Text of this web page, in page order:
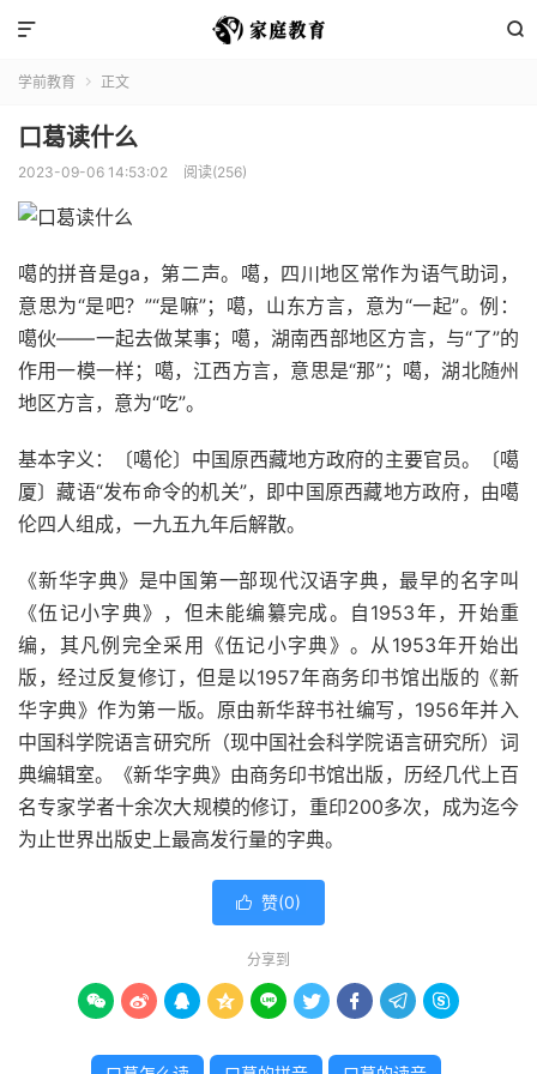


学前教育  正文
口葛读什么
2023-09-06 14:53:02 阅读(256)
噶的拼音是ga，第二声。噶，四川地区常作为语气助词，
意思为“是吧？”“是嘛”；噶，山东方言，意为“一起”。例：
噶伙——一起去做某事；噶，湖南西部地区方言，与“了”的
作用一模一样；噶，江西方言，意思是“那”；噶，湖北随州
地区方言，意为“吃”。
基本字义：〔噶伦〕中国原西藏地方政府的主要官员。〔噶
厦〕藏语“发布命令的机关”，即中国原西藏地方政府，由噶
伦四人组成，一九五九年后解散。
《新华字典》是中国第一部现代汉语字典，最早的名字叫
《伍记小字典》，但未能编纂完成。自1953年，开始重
编，其凡例完全采用《伍记小字典》。从1953年开始出
版，经过反复修订，但是以1957年商务印书馆出版的《新
华字典》作为第一版。原由新华辞书社编写，1956年并入
中国科学院语言研究所（现中国社会科学院语言研究所）词
典编辑室。《新华字典》由商务印书馆出版，历经几代上百
名专家学者十余次大规模的修订，重印200多次，成为迄今
为止世界出版史上最高发行量的字典。
 赞(0)
分享到
        